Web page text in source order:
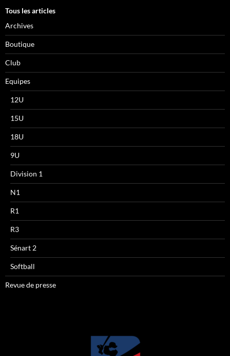
Tous les articles
Archives
Boutique
Club
Equipes
12U
15U
18U
9U
Division 1
N1
R1
R3
Sénart 2
Softball
Revue de presse